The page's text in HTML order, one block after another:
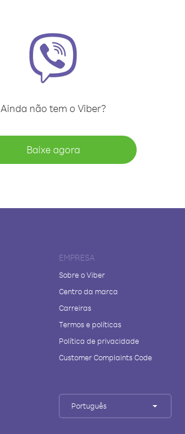
Ainda não tem o Viber?
Baixe agora
EMPRESA
Sobre o Viber
Centro da marca
Carreiras
Termos e políticas
Política de privacidade
Customer Complaints Code
Português